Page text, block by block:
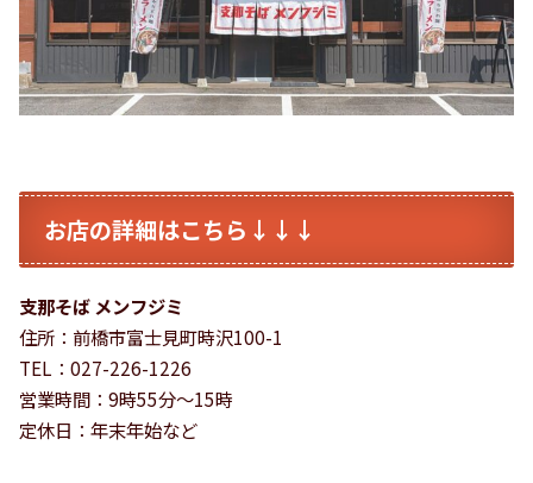
お店の詳細はこちら↓↓↓
支那そば メンフジミ
住所：前橋市富士見町時沢100-1
TEL：027-226-1226
営業時間：9時55分〜15時
定休日：年末年始など